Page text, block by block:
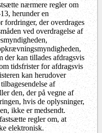
nærmere regler om
herunder en
fordringer, der overdrages
ved overdragelse af
der kan tillades afdragsvis
tidsfrister for afdragsvis
kan herudover
af
den, der på vegne af
hvis de oplysninger,
ikke er medsendt.
regler om, at
elektronisk.